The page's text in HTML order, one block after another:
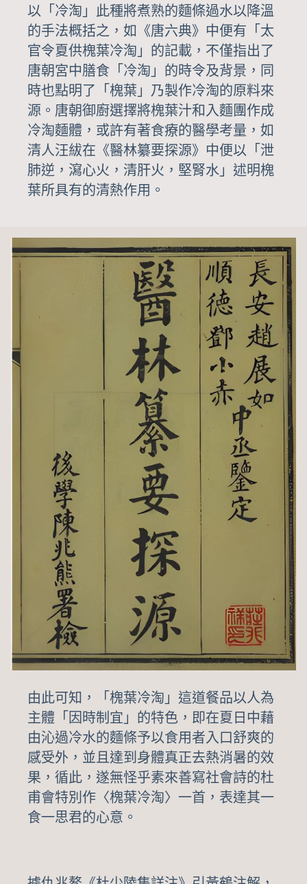
以「冷淘」此種將煮熟的麵條過水以降溫
的手法概括之，如《唐六典》中便有「太
官令夏供槐葉冷淘」的記載，不僅指出了
唐朝宮中膳食「冷淘」的時令及背景，同
時也點明了「槐葉」乃製作冷淘的原料來
源。唐朝御廚選擇將槐葉汁和入麵團作成
冷淘麵體，或許有著食療的醫學考量，如
清人汪紱在《醫林纂要探源》中便以「泄
肺逆，瀉心火，清肝火，堅腎水」述明槐
葉所具有的清熱作用。
由此可知，「槐葉冷淘」這道餐品以人為
主體「因時制宜」的特色，即在夏日中藉
由沁過冷水的麵條予以食用者入口舒爽的
感受外，並且達到身體真正去熱消暑的效
果，循此，遂無怪乎素來善寫社會詩的杜
甫會特別作〈槐葉冷淘〉一首，表達其一
食一思君的心意。